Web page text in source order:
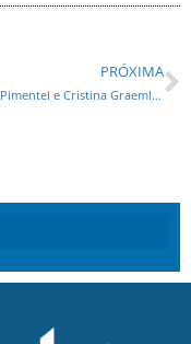
PRÓXIMA
Eduardo Pimentel e Cristina Graeml vão decidir no segundo turno a prefeitura de Curitiba